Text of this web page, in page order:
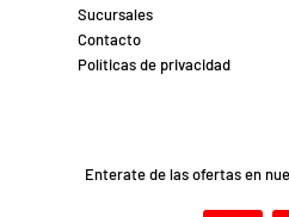
Sucursales
Contacto
Políticas de privacidad
Enterate de las ofertas en